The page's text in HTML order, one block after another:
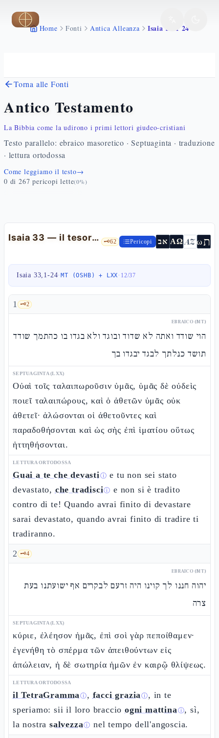
Vai al contenuto principale
Home Fonti Antica Alleanza Isaia 33 1 24
Torna alle Fonti
Antico Testamento
La Bibbia come la udirono i primi lettori giudeo-cristiani
Testo parallelo: ebraico masoretico · Septuaginta · traduzione
· lettura ortodossa
Come leggiamo il testo→
0 di 267 pericopi lette(0%)
Isaia 33 — il tesoro del timore, i sei principi, la triplice sovranità 🗝️62 Pericopi אב ΑΩ AZωת
Isaia 33,1-24·MT (OSHB) + LXX· 12/37
1 🗝️2
EBRAICO (MT)
הוי שודד ואתה לא שדוד ובוגד ולא בגדו בו כהתמך שודד
תושד כנלתך לבגד יבגדו בך
SEPTUAGINTA (LXX)
Οὐαὶ τοῖς ταλαιπωροῦσιν ὑμᾶς, ὑμᾶς δὲ οὐδεὶς
ποιεῖ ταλαιπώρους, καὶ ὁ ἀθετῶν ὑμᾶς οὐκ
ἀθετεῖ· ἁλώσονται οἱ ἀθετοῦντες καὶ
παραδοθήσονται καὶ ὡς σὴς ἐπὶ ἱματίου οὕτως
ἡττηθήσονται.
LETTURA ORTODOSSA
Guai a te che devastiⓘ e tu non sei stato
devastato, che tradisciⓘ e non si è tradito
contro di te! Quando avrai finito di devastare
sarai devastato, quando avrai finito di tradire ti
tradiranno.
2 🗝️4
EBRAICO (MT)
יהוה חננו לך קוינו היה זרעם לבקרים אף ישועתנו בעת
צרה
SEPTUAGINTA (LXX)
κύριε, ἐλέησον ἡμᾶς, ἐπὶ σοὶ γὰρ πεποίθαμεν·
ἐγενήθη τὸ σπέρμα τῶν ἀπειθούντων εἰς
ἀπώλειαν, ἡ δὲ σωτηρία ἡμῶν ἐν καιρῷ θλίψεως.
LETTURA ORTODOSSA
il TetraGrammaⓘ, facci graziaⓘ, in te
speriamo: sii il loro braccioogni mattinaⓘ, sì,
la nostra salvezzaⓘ nel tempo dell'angoscia.